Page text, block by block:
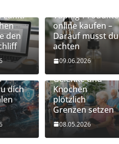
zählt:
den
Vaping-Produkte
online kaufen –
Darauf musst du
achten
09.06.2026
dich
Mobilität
Gelenke und
Knochen
plötzlich
Grenzen setzen
08.05.2026